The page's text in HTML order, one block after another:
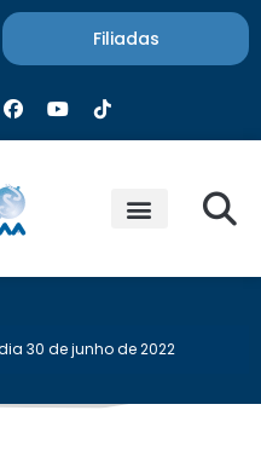
Filiadas
30 de junho de 2022